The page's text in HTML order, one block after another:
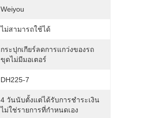
Weiyou
ไม่สามารถใช้ได้
กระปุกเกียร์ลดการแกว่งของรถ
ขุดไม่มีมอเตอร์
DH225-7
4 วันนับตั้งแต่ได้รับการชำระเงิน
ไม่ใช่รายการที่กำหนดเอง